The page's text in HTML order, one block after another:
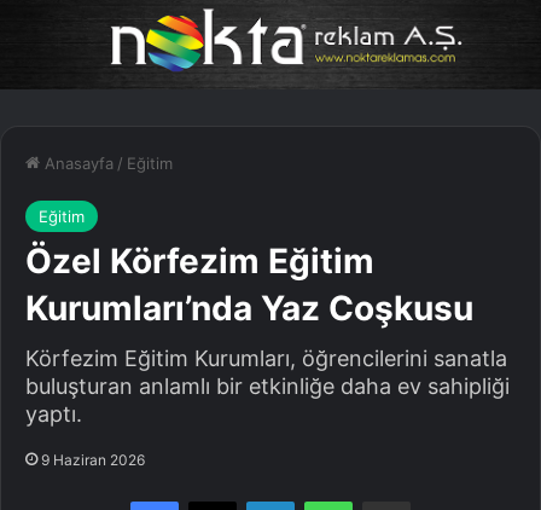
Anasayfa / Eğitim
Eğitim
Özel Körfezim Eğitim
Kurumları’nda Yaz Coşkusu
Körfezim Eğitim Kurumları, öğrencilerini sanatla
buluşturan anlamlı bir etkinliğe daha ev sahipliği
yaptı.
9 Haziran 2026